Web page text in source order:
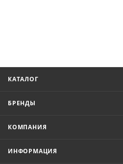
КАТАЛОГ
БРЕНДЫ
КОМПАНИЯ
ИНФОРМАЦИЯ